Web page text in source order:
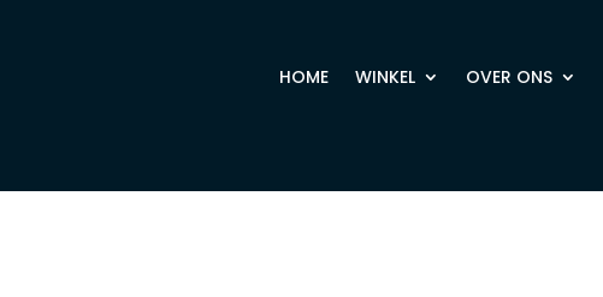
HOME WINKEL OVER ONS